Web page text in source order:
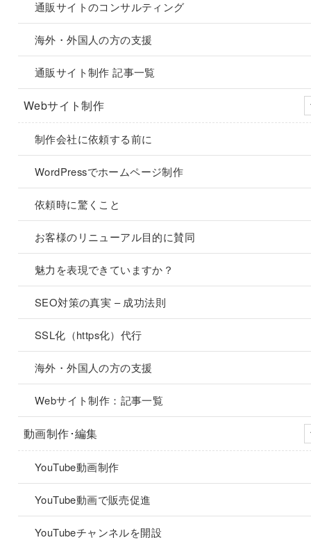
通販サイトのコンサルティング
海外・外国人の方の支援
通販サイト制作 記事一覧
Webサイト制作
制作会社に依頼する前に
WordPressでホームページ制作
依頼時に驚くこと
お客様のリニューアル目的に賛同
魅力を表現できていますか？
SEO対策の真実 – 成功法則
SSL化（https化）代行
海外・外国人の方の支援
Webサイト制作：記事一覧
動画制作･編集
YouTube動画制作
YouTube動画で販売促進
YouTubeチャンネルを開設